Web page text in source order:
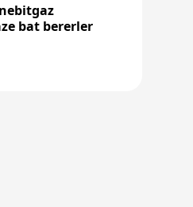
bat bererler